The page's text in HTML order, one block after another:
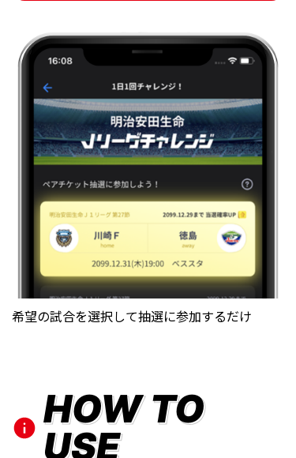
希望の試合を選択して抽選に参加するだけ
HOW TO
USE